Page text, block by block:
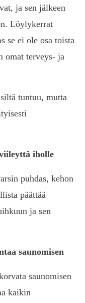
ja sen jälkeen
Löylykerrat
se ei ole osa toista
omat terveys- ja
tuntuu, mutta
iholle
puhdas, kehon
päättää
ja sen
saunomisen
saunomisen
kaikin